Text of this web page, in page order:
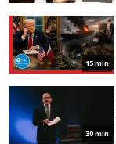
15 min
30 min